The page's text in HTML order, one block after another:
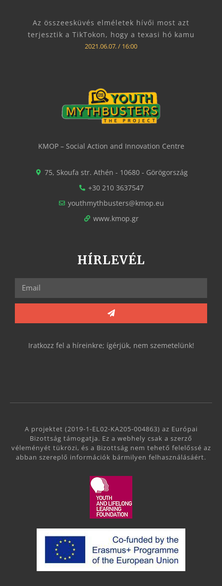
Az összeesküvés elméletek hívői most azt
terjesztik a TikTokon, hogy a texasi hó kamu
2021.06.07. 16:00
KMOP – Social Action and Innovation Centre
75, Skoufa str. Athén - 10680 - Görögország
+30 210 3637547
youthmythbusters@kmop.eu
www.kmop.gr
HÍRLEVÉL
Iratkozz fel a híreinkre; ígérjük, nem szemetelünk!
A projektet (2019-1-EL02-KA205-004863) az Európai
Bizottság támogatja. Ez a webhely csak a szerző
véleményét tükrözi, és a Bizottság nem tehető felelőssé az
abban szereplő információk bármilyen felhasználásáért.